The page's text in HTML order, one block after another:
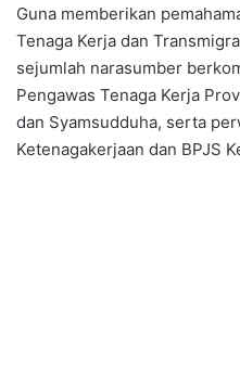
Guna memberikan
Tenaga Kerja dan
sejumlah narasumber
Pengawas Tenaga Kerja
dan Syamsudduha, serta
Ketenagakerjaan dan BPJS